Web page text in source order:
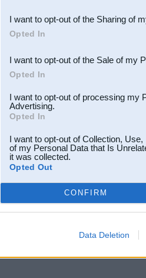
Downstream Participants
third parties.
I want to opt-out of the Sharing of
Opted In
I want to opt-out of the Sale of my
Opted In
I want to opt-out of processing my
Advertising.
Opted In
I want to opt-out of Collection,
of my Personal Data that Is
it was collected.
Opted Out
CONFIRM
Data Deletion